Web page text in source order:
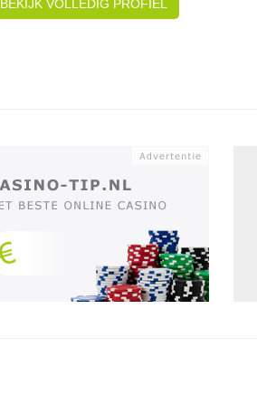
BEKIJK VOLLEDIG PROFIEL